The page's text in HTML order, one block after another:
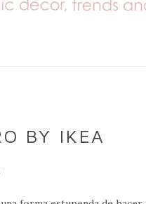
BY IKEA